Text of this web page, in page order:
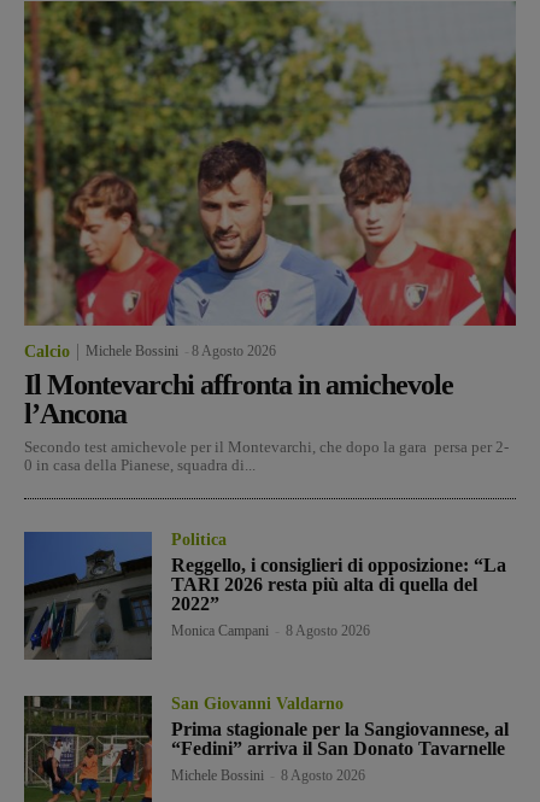
Calcio Michele Bossini 8 Agosto 2026
Il Montevarchi affronta in amichevole
l’Ancona
Secondo test amichevole per il Montevarchi, che dopo la gara persa per 2-
0 in casa della Pianese, squadra di...
Politica
Reggello, i consiglieri di opposizione: “La
TARI 2026 resta più alta di quella del
2022”
Monica Campani 8 Agosto 2026
San Giovanni Valdarno
Prima stagionale per la Sangiovannese, al
“Fedini” arriva il San Donato Tavarnelle
Michele Bossini 8 Agosto 2026